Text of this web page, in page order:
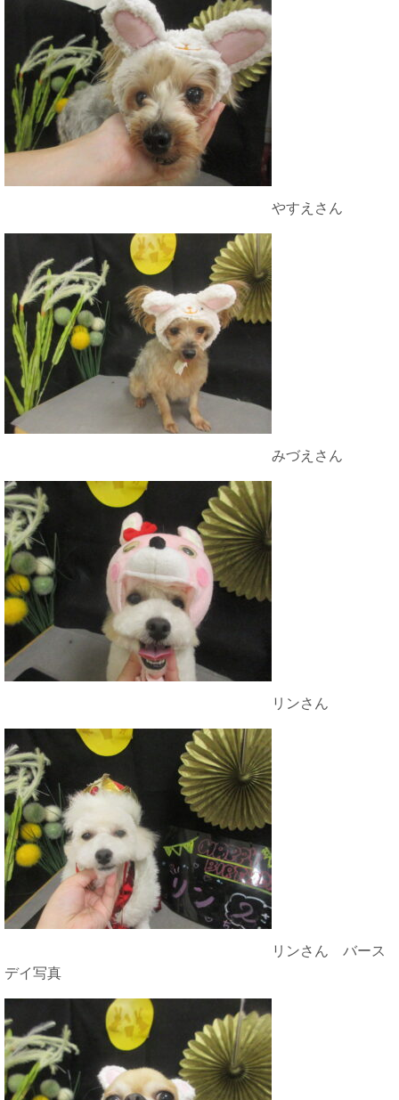
やすえさん
みづえさん
リンさん
リンさん バース
デイ写真